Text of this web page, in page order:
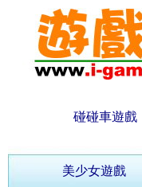
碰碰車遊戲
美少女遊戲